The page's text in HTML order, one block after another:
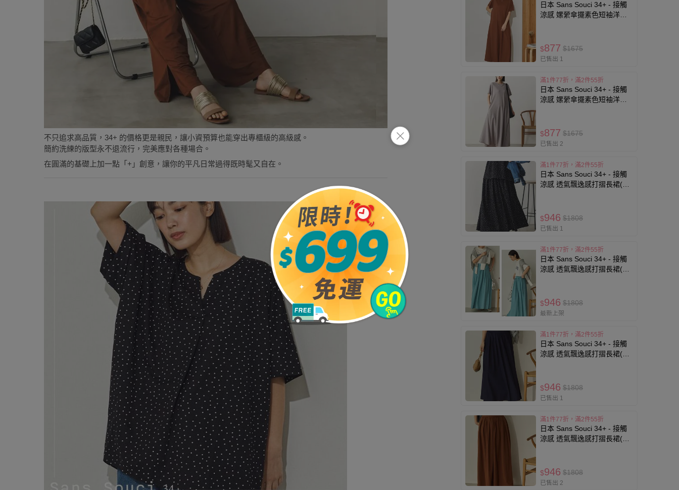
不只追求高品質，34+ 的價格更是親民，讓小資預算也能穿出專櫃級的高級感。
簡約洗練的版型永不退流行，完美應對各種場合。
在圓滿的基礎上加一點「+」創意，讓你的平凡日常過得既時髦又自在。
日本 Sans Souci 34+ - 接觸
涼感 嫘縈傘擺素色短袖洋裝-
$877 $1675
已售出 1
滿1件77折，滿2件55折
日本 Sans Souci 34+ - 接觸
涼感 嫘縈傘擺素色短袖洋裝-
$877 $1675
已售出 2
滿1件77折，滿2件55折
日本 Sans Souci 34+ - 接觸
涼感 透氣飄逸感打摺長裙(有
$946 $1808
已售出 1
滿1件77折，滿2件55折
日本 Sans Souci 34+ - 接觸
涼感 透氣飄逸感打摺長裙(有
$946 $1808
最新上架
滿1件77折，滿2件55折
日本 Sans Souci 34+ - 接觸
涼感 透氣飄逸感打摺長裙(有
$946 $1808
已售出 1
滿1件77折，滿2件55折
日本 Sans Souci 34+ - 接觸
涼感 透氣飄逸感打摺長裙(有
$946 $1808
已售出 2